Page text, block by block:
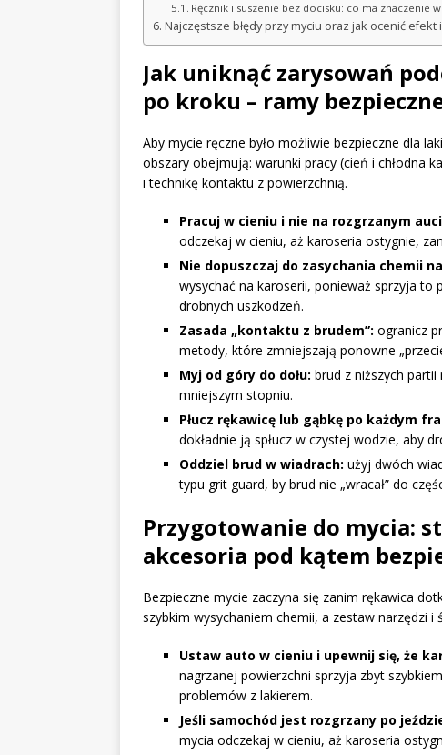
Ręcznik i suszenie bez docisku: co ma znaczenie
Najczęstsze błędy przy myciu oraz jak ocenić
Jak uniknąć zarysowań
po kroku – ramy
Aby mycie ręczne było możliwie bezpieczne dla
obszary obejmują: warunki pracy (cień i chłodna
i technikę kontaktu z powierzchnią.
Pracuj w cieniu i nie na rozgrzanym
odczekaj w cieniu, aż karoseria ostygnie,
Nie dopuszczaj do zasychania chemii
wysychać na karoserii, ponieważ sprzyja to
drobnych uszkodzeń.
Zasada „kontaktu z brudem”: ogranicz
metody, które zmniejszają ponowne
Myj od góry do dołu: brud z niższych
mniejszym stopniu.
Płucz rękawicę lub gąbkę po każdym
dokładnie ją spłucz w czystej wodzie, aby
Oddziel brud w wiadrach: użyj dwóch
typu grit guard, by brud nie „wracał” do
Przygotowanie do mycia:
akcesoria pod kątem
Bezpieczne mycie zaczyna się zanim rękawica
szybkim wysychaniem chemii, a zestaw narzędzi
Ustaw auto w cieniu i upewnij się, że
nagrzanej powierzchni sprzyja zbyt
problemów z lakierem.
Jeśli samochód jest rozgrzany po
mycia odczekaj w cieniu, aż karoseria